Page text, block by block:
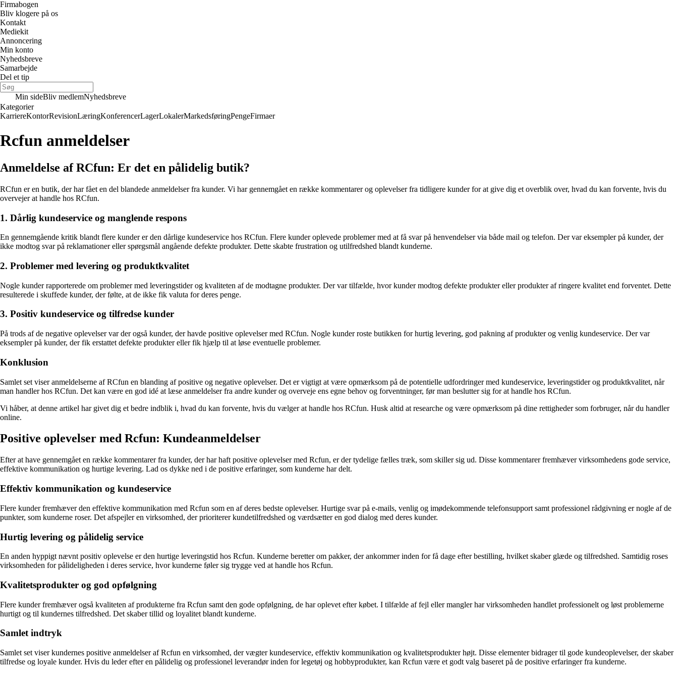
Firmabogen
Bliv klogere på os
Kontakt
Mediekit
Annoncering
Min konto
Nyhedsbreve
Samarbejde
Del et tip
Min sideBliv medlemNyhedsbreve
Kategorier
KarriereKontorRevisionLæringKonferencerLagerLokalerMarkedsføringPengeFirmaer
Rcfun anmeldelser
Anmeldelse af RCfun: Er det en pålidelig butik?
RCfun er en butik, der har fået en del blandede anmeldelser fra kunder. Vi har gennemgået en række kommentarer og oplevelser fra tidligere kunder for at give dig et overblik over, hvad du kan forvente, hvis du
overvejer at handle hos RCfun.
1. Dårlig kundeservice og manglende respons
En gennemgående kritik blandt flere kunder er den dårlige kundeservice hos RCfun. Flere kunder oplevede problemer med at få svar på henvendelser via både mail og telefon. Der var eksempler på kunder, der
ikke modtog svar på reklamationer eller spørgsmål angående defekte produkter. Dette skabte frustration og utilfredshed blandt kunderne.
2. Problemer med levering og produktkvalitet
Nogle kunder rapporterede om problemer med leveringstider og kvaliteten af de modtagne produkter. Der var tilfælde, hvor kunder modtog defekte produkter eller produkter af ringere kvalitet end forventet. Dette
resulterede i skuffede kunder, der følte, at de ikke fik valuta for deres penge.
3. Positiv kundeservice og tilfredse kunder
På trods af de negative oplevelser var der også kunder, der havde positive oplevelser med RCfun. Nogle kunder roste butikken for hurtig levering, god pakning af produkter og venlig kundeservice. Der var
eksempler på kunder, der fik erstattet defekte produkter eller fik hjælp til at løse eventuelle problemer.
Konklusion
Samlet set viser anmeldelserne af RCfun en blanding af positive og negative oplevelser. Det er vigtigt at være opmærksom på de potentielle udfordringer med kundeservice, leveringstider og produktkvalitet, når
man handler hos RCfun. Det kan være en god idé at læse anmeldelser fra andre kunder og overveje ens egne behov og forventninger, før man beslutter sig for at handle hos RCfun.
Vi håber, at denne artikel har givet dig et bedre indblik i, hvad du kan forvente, hvis du vælger at handle hos RCfun. Husk altid at researche og være opmærksom på dine rettigheder som forbruger, når du handler
online.
Positive oplevelser med Rcfun: Kundeanmeldelser
Efter at have gennemgået en række kommentarer fra kunder, der har haft positive oplevelser med Rcfun, er der tydelige fælles træk, som skiller sig ud. Disse kommentarer fremhæver virksomhedens gode service,
effektive kommunikation og hurtige levering. Lad os dykke ned i de positive erfaringer, som kunderne har delt.
Effektiv kommunikation og kundeservice
Flere kunder fremhæver den effektive kommunikation med Rcfun som en af deres bedste oplevelser. Hurtige svar på e-mails, venlig og imødekommende telefonsupport samt professionel rådgivning er nogle af de
punkter, som kunderne roser. Det afspejler en virksomhed, der prioriterer kundetilfredshed og værdsætter en god dialog med deres kunder.
Hurtig levering og pålidelig service
En anden hyppigt nævnt positiv oplevelse er den hurtige leveringstid hos Rcfun. Kunderne beretter om pakker, der ankommer inden for få dage efter bestilling, hvilket skaber glæde og tilfredshed. Samtidig roses
virksomheden for pålideligheden i deres service, hvor kunderne føler sig trygge ved at handle hos Rcfun.
Kvalitetsprodukter og god opfølgning
Flere kunder fremhæver også kvaliteten af produkterne fra Rcfun samt den gode opfølgning, de har oplevet efter købet. I tilfælde af fejl eller mangler har virksomheden handlet professionelt og løst problemerne
hurtigt og til kundernes tilfredshed. Det skaber tillid og loyalitet blandt kunderne.
Samlet indtryk
Samlet set viser kundernes positive anmeldelser af Rcfun en virksomhed, der vægter kundeservice, effektiv kommunikation og kvalitetsprodukter højt. Disse elementer bidrager til gode kundeoplevelser, der skaber
tilfredse og loyale kunder. Hvis du leder efter en pålidelig og professionel leverandør inden for legetøj og hobbyprodukter, kan Rcfun være et godt valg baseret på de positive erfaringer fra kunderne.